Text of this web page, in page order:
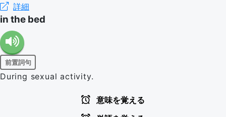
詳細
in the bed
前置詞句
During sexual activity.
意味を覚える